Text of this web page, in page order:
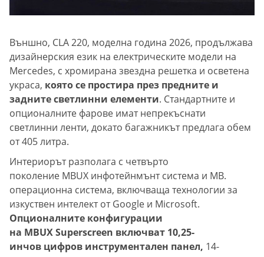
Външно, CLA 220, моделна година 2026, продължава
дизайнерския език на електрическите модели на
Mercedes, с хромирана звездна решетка и осветена
украса, която се простира през предните и
задните светлинни елементи. Стандартните и
опционалните фарове имат непрекъснати
светлинни ленти, докато багажникът предлага обем
от 405 литра.
Интериорът разполага с четвърто
поколение MBUX инфотейнмънт система и MB.
операционна система, включваща технологии за
изкуствен интелект от Google и Microsoft.
Опционалните конфигурации
на MBUX Superscreen включват 10,25-
инчов цифров инструментален панел, 14-